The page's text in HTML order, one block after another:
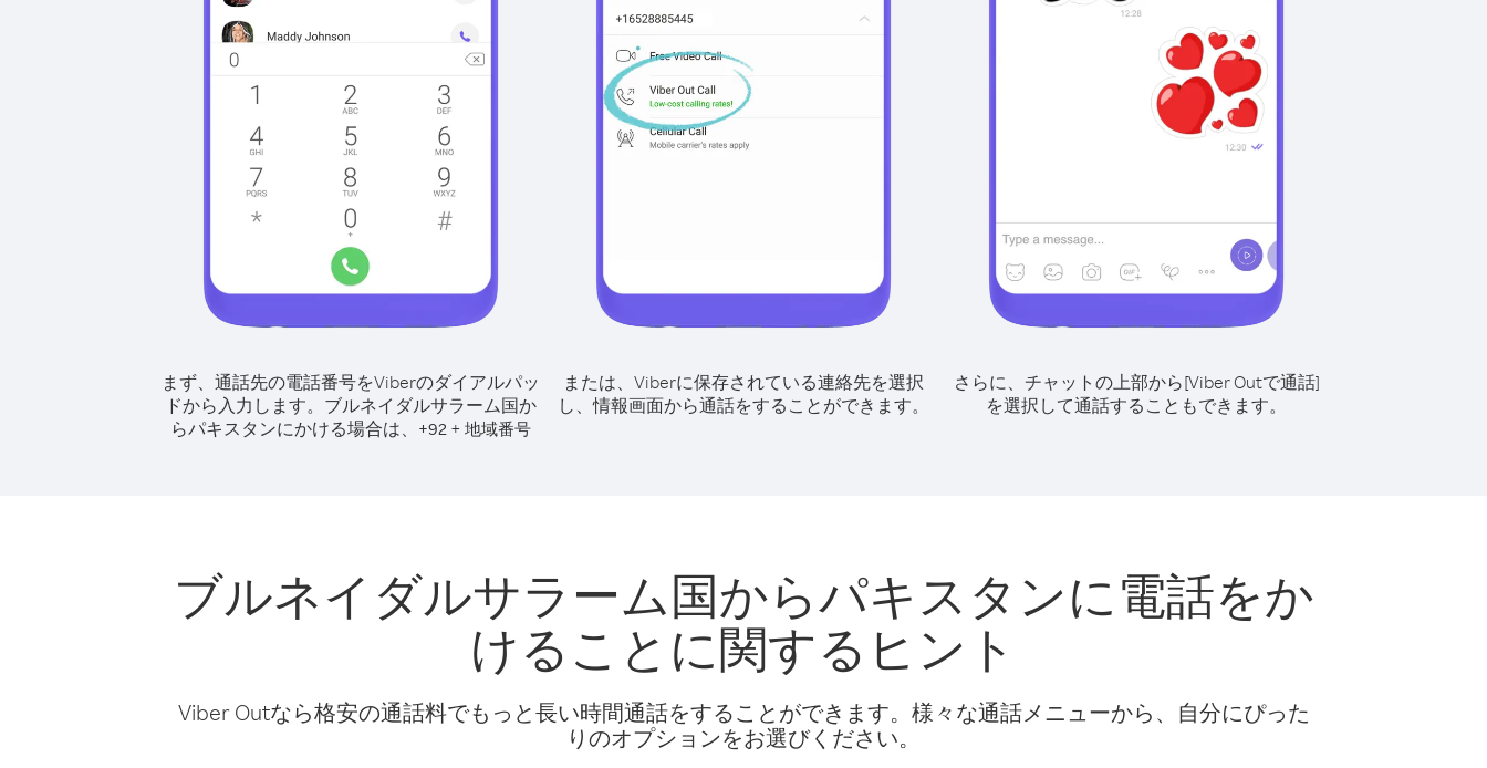
まず、通話先の電話番号をViberのダイアルパッ
ドから入力します。 ブルネイダルサラーム国か
らパキスタンにかける場合は、 +92 + 地域番号
または、Viberに保存されている連絡先を選択
し、情報画面から通話をすることができます。
さらに、チャットの上部から[Viber Outで通話]
を選択して通話することもできます。
ブルネイダルサラーム国からパキスタンに電話をか
けることに関するヒント
Viber Outなら格安の通話料でもっと長い時間通話をすることができます。様々な通話メニューから、自分にぴった
りのオプションをお選びください。